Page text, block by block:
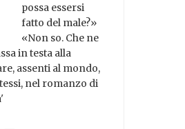
possa essersi
fatto del male?»
«Non so. Che ne
in testa alla
assenti al mondo,
nel romanzo di